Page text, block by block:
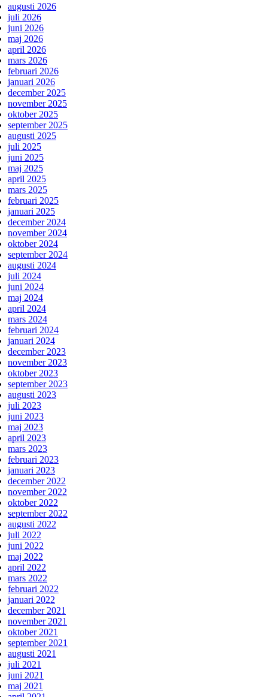
augusti 2026
juli 2026
juni 2026
maj 2026
april 2026
mars 2026
februari 2026
januari 2026
december 2025
november 2025
oktober 2025
september 2025
augusti 2025
juli 2025
juni 2025
maj 2025
april 2025
mars 2025
februari 2025
januari 2025
december 2024
november 2024
oktober 2024
september 2024
augusti 2024
juli 2024
juni 2024
maj 2024
april 2024
mars 2024
februari 2024
januari 2024
december 2023
november 2023
oktober 2023
september 2023
augusti 2023
juli 2023
juni 2023
maj 2023
april 2023
mars 2023
februari 2023
januari 2023
december 2022
november 2022
oktober 2022
september 2022
augusti 2022
juli 2022
juni 2022
maj 2022
april 2022
mars 2022
februari 2022
januari 2022
december 2021
november 2021
oktober 2021
september 2021
augusti 2021
juli 2021
juni 2021
maj 2021